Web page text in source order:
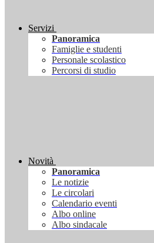
Servizi
Panoramica
Famiglie e studenti
Personale scolastico
Percorsi di studio
Novità
Panoramica
Le notizie
Le circolari
Calendario eventi
Albo online
Albo sindacale